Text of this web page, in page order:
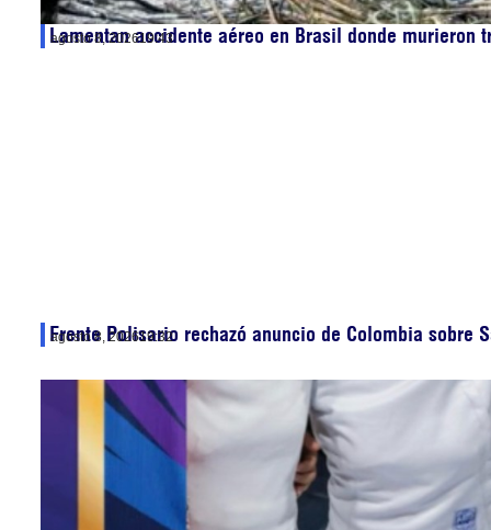
Lamentan accidente aéreo en Brasil donde murieron
agosto 8, 202619:43
Frente Polisario rechazó anuncio de Colombia sobre
agosto 8, 202619:32